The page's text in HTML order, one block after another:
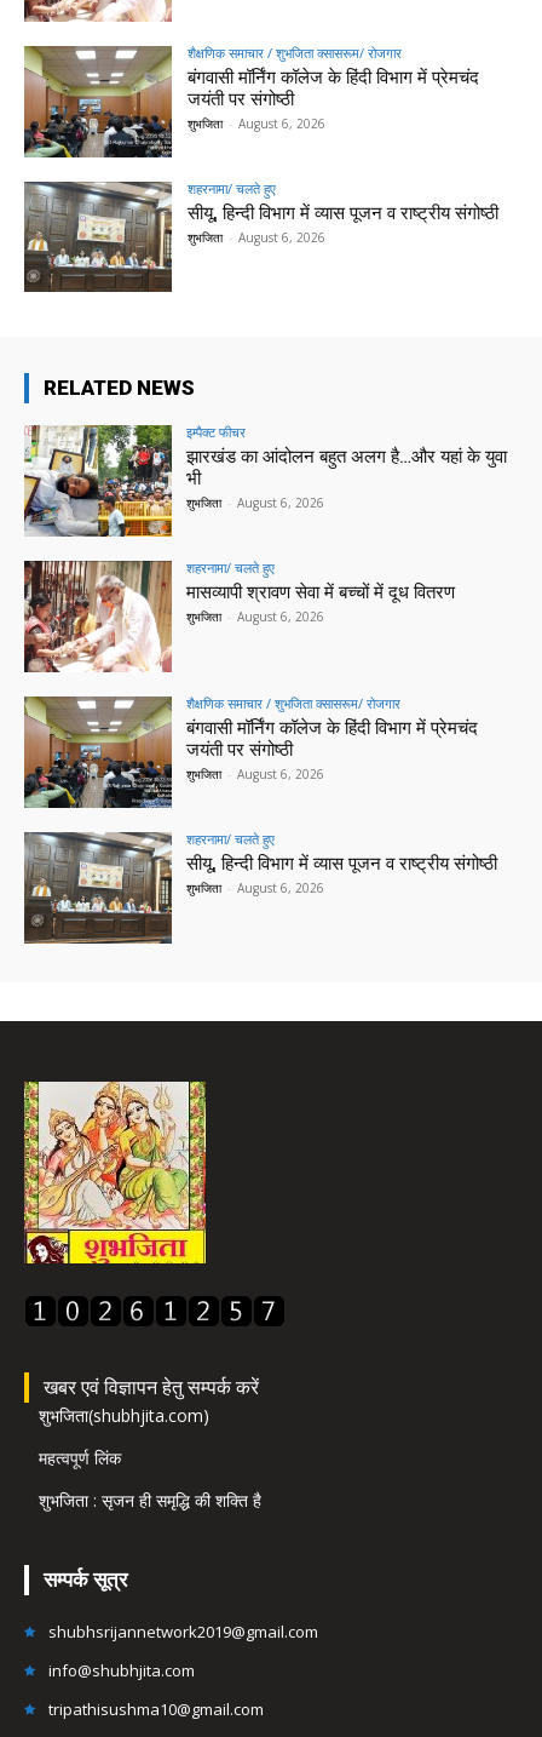
शैक्षणिक समाचार / शुभजिता क्सासरूम/ रोजगार
बंगवासी मॉर्निंग कॉलेज के हिंदी विभाग में प्रेमचंद
जयंती पर संगोष्ठी
शुभजिता - August 6, 2026
शहरनामा/ चलते हुए
सीयू, हिन्दी विभाग में व्यास पूजन व राष्ट्रीय संगोष्ठी
शुभजिता - August 6, 2026
RELATED NEWS
इम्पैक्ट फीचर
झारखंड का आंदोलन बहुत अलग है…और यहां के युवा
भी
शुभजिता - August 6, 2026
शहरनामा/ चलते हुए
मासव्यापी श्रावण सेवा में बच्चों में दूध वितरण
शुभजिता - August 6, 2026
शैक्षणिक समाचार / शुभजिता क्सासरूम/ रोजगार
बंगवासी मॉर्निंग कॉलेज के हिंदी विभाग में प्रेमचंद
जयंती पर संगोष्ठी
शुभजिता - August 6, 2026
शहरनामा/ चलते हुए
सीयू, हिन्दी विभाग में व्यास पूजन व राष्ट्रीय संगोष्ठी
शुभजिता - August 6, 2026
खबर एवं विज्ञापन हेतु सम्पर्क करें
शुभजिता(shubhjita.com)
महत्वपूर्ण लिंक
शुभजिता : सृजन ही समृद्धि की शक्ति है
सम्पर्क सूत्र
shubhsrijannetwork2019@gmail.com
info@shubhjita.com
tripathisushma10@gmail.com